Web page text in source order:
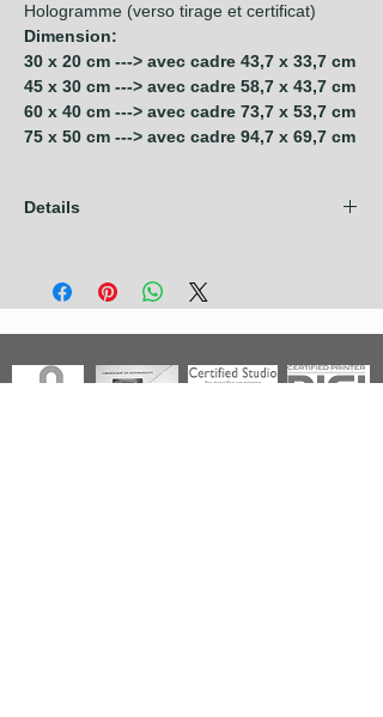
Hologramme (verso tirage et certificat)
Dimension:
30 x 20 cm ---> avec cadre 43,7 x 33,7 cm
45 x 30 cm ---> avec cadre 58,7 x 43,7 cm
60 x 40 cm ---> avec cadre 73,7 x 53,7 cm
75 x 50 cm ---> avec cadre 94,7 x 69,7 cm
Details
Européenne + Royaume Uni + Canada +